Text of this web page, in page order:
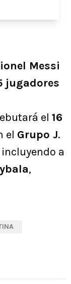
Messi
jugadores
el 16
el Grupo J.
a
,